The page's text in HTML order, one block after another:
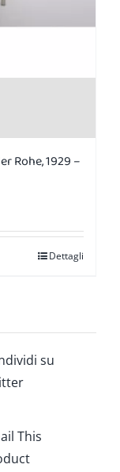
Rohe, 1929 –
Dettagli
su
This